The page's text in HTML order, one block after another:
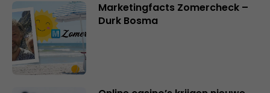
Marketingfacts Zomercheck –
Durk Bosma